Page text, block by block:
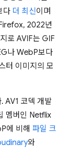
다 더 최신이며
2022년
로 AVIF는 GIF
나 WebP보다
터 이미지의 모
AV1 코덱 개발
멤버인 Netflix
에 비해 파일 크
와